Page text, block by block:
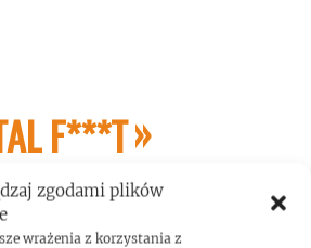
zgodami plików
wrażenia z korzystania z
F***T